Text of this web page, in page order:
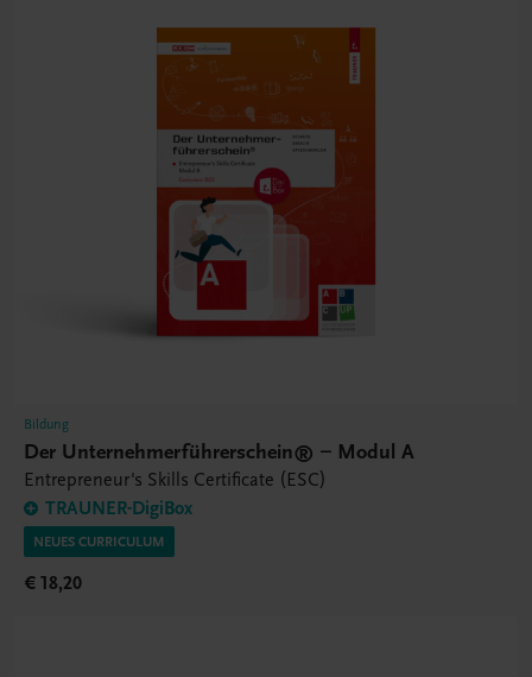
Bildung
Der Unternehmerführerschein® – Modul A
Entrepreneur's Skills Certificate (ESC)
TRAUNER-DigiBox
NEUES CURRICULUM
€ 18,20